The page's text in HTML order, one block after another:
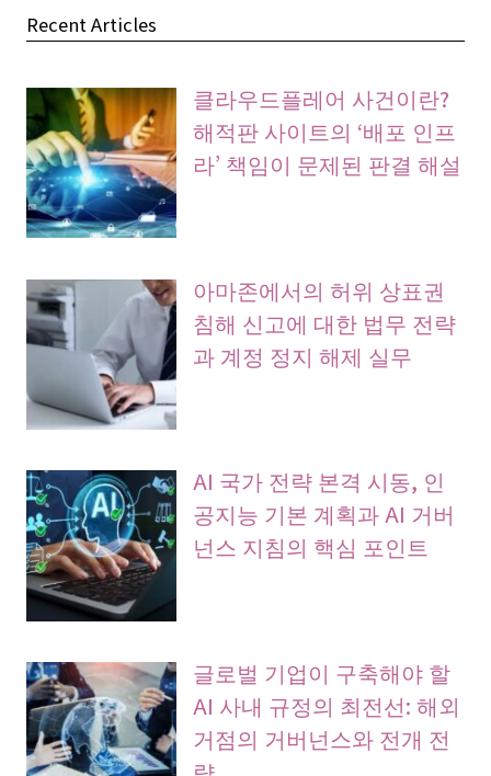
Recent Articles
클라우드플레어 사건이란?
해적판 사이트의 ‘배포 인프
라’ 책임이 문제된 판결 해설
아마존에서의 허위 상표권
침해 신고에 대한 법무 전략
과 계정 정지 해제 실무
AI 국가 전략 본격 시동, 인
공지능 기본 계획과 AI 거버
넌스 지침의 핵심 포인트
글로벌 기업이 구축해야 할
AI 사내 규정의 최전선: 해외
거점의 거버넌스와 전개 전